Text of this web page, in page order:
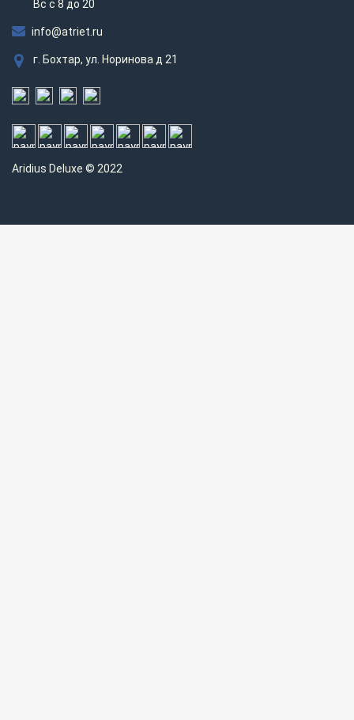
Вс c 8 до 20
info@atriet.ru
г. Бохтар, ул. Норинова д 21
Aridius Deluxe © 2022